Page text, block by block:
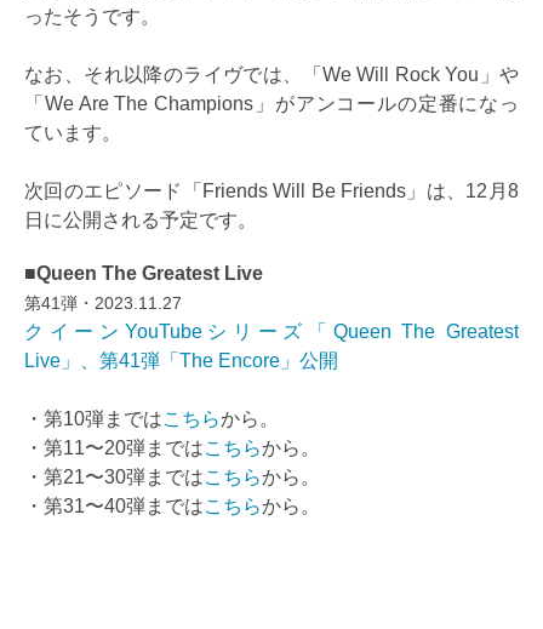
ったそうです。
なお、それ以降のライヴでは、「We Will Rock You」や
「We Are The Champions」がアンコールの定番になっ
ています。
次回のエピソード「Friends Will Be Friends」は、12月8
日に公開される予定です。
■Queen The Greatest Live
第41弾・2023.11.27
クイーンYouTubeシリーズ「Queen The Greatest
Live」、第41弾「The Encore」公開
・第10弾まではこちらから。
・第11〜20弾まではこちらから。
・第21〜30弾まではこちらから。
・第31〜40弾まではこちらから。